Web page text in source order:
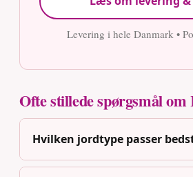
Levering i hele Danmark •
Ofte stillede spørgsmål om
Hvilken jordtype passer